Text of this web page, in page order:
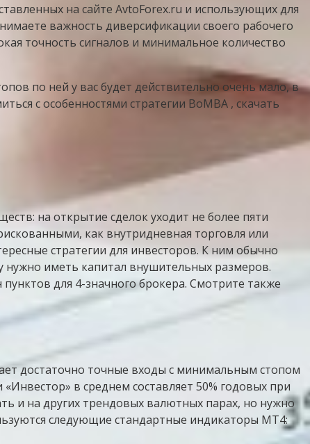
на сайте AvtoForex.ru и использующих для
важность диверсификации своего рабочего
точность сигналов и минимальное количество
по ней у вас будет действительно очень мало, в
с особенностями стратегии BoMBA , скачать
на открытие сделок уходит не более пяти
как внутридневная торговля или
стратегии для инвесторов. К ним обычно
нужно иметь капитал внушительных размеров.
для 4-значного брокера. Смотрите также
достаточно точные входы с минимальным стопом
в среднем составляет 50% годовых при
и на других трендовых валютных парах, но нужно
следующие стандартные индикаторы MT4: